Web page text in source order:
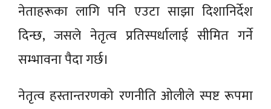
नेताहरूका लागि पनि एउटा साझा दिशानिर्देश
दिन्छ, जसले नेतृत्व प्रतिस्पर्धालाई सीमित गर्ने
सम्भावना पैदा गर्छ।
नेतृत्व हस्तान्तरणको रणनीति ओलीले स्पष्ट रूपमा